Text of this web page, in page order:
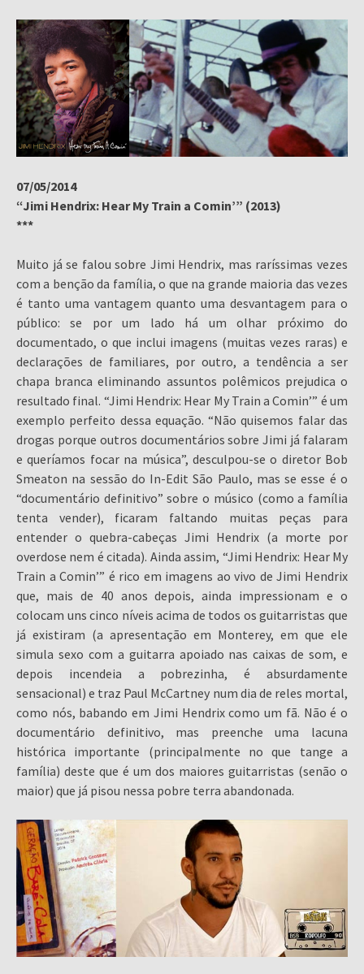
07/05/2014
“Jimi Hendrix: Hear My Train a Comin’” (2013)
***
Muito já se falou sobre Jimi Hendrix, mas raríssimas vezes
com a benção da família, o que na grande maioria das vezes
é tanto uma vantagem quanto uma desvantagem para o
público: se por um lado há um olhar próximo do
documentado, o que inclui imagens (muitas vezes raras) e
declarações de familiares, por outro, a tendência a ser
chapa branca eliminando assuntos polêmicos prejudica o
resultado final. “Jimi Hendrix: Hear My Train a Comin’” é um
exemplo perfeito dessa equação. “Não quisemos falar das
drogas porque outros documentários sobre Jimi já falaram
e queríamos focar na música”, desculpou-se o diretor Bob
Smeaton na sessão do In-Edit São Paulo, mas se esse é o
“documentário definitivo” sobre o músico (como a família
tenta vender), ficaram faltando muitas peças para
entender o quebra-cabeças Jimi Hendrix (a morte por
overdose nem é citada). Ainda assim, “Jimi Hendrix: Hear My
Train a Comin’” é rico em imagens ao vivo de Jimi Hendrix
que, mais de 40 anos depois, ainda impressionam e o
colocam uns cinco níveis acima de todos os guitarristas que
já existiram (a apresentação em Monterey, em que ele
simula sexo com a guitarra apoiado nas caixas de som, e
depois incendeia a pobrezinha, é absurdamente
sensacional) e traz Paul McCartney num dia de reles mortal,
como nós, babando em Jimi Hendrix como um fã. Não é o
documentário definitivo, mas preenche uma lacuna
histórica importante (principalmente no que tange a
família) deste que é um dos maiores guitarristas (senão o
maior) que já pisou nessa pobre terra abandonada.